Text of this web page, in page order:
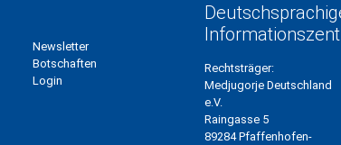
Newsletter
Botschaften
Login
Rechtsträger:
Medjugorje Deutschland
e.V.
Raingasse 5
89284 Pfaffenhofen-